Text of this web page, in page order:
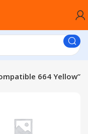
664 Yellow”